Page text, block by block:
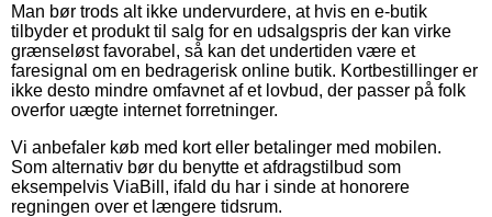
Man bør trods alt ikke undervurdere, at hvis en e-butik
tilbyder et produkt til salg for en udsalgspris der kan virke
grænseløst favorabel, så kan det undertiden være et
faresignal om en bedragerisk online butik. Kortbestillinger er
ikke desto mindre omfavnet af et lovbud, der passer på folk
overfor uægte internet forretninger.
Vi anbefaler køb med kort eller betalinger med mobilen.
Som alternativ bør du benytte et afdragstilbud som
eksempelvis ViaBill, ifald du har i sinde at honorere
regningen over et længere tidsrum.